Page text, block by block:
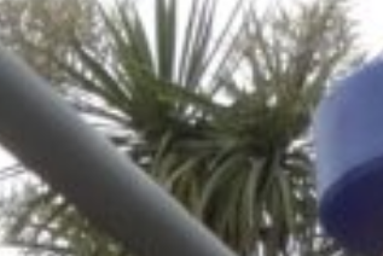
Ir a su web